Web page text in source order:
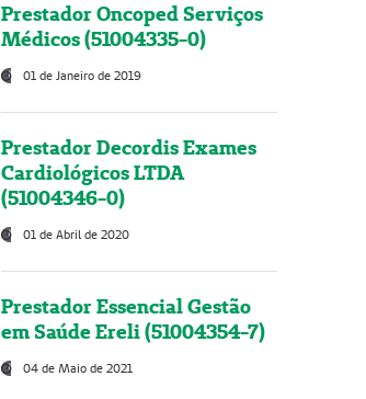
Prestador Oncoped Serviços
Médicos (51004335-0)
01 de Janeiro de 2019
Prestador Decordis Exames
Cardiológicos LTDA
(51004346-0)
01 de Abril de 2020
Prestador Essencial Gestão
em Saúde Ereli (51004354-7)
04 de Maio de 2021